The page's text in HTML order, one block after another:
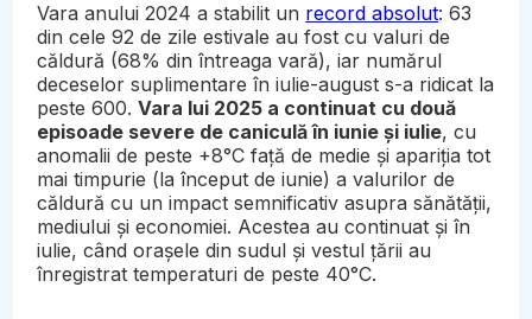
Vara anului 2024 a stabilit un record absolut: 63
din cele 92 de zile estivale au fost cu valuri de
căldură (68% din întreaga vară), iar numărul
deceselor suplimentare în iulie-august s-a ridicat la
peste 600.Vara lui 2025 a continuat cu două
episoade severe de caniculă în iunie și iulie, cu
anomalii de peste +8°C față de medie și apariția tot
mai timpurie (la început de iunie) a valurilor de
căldură cu un impact semnificativ asupra sănătății,
mediului și economiei. Acestea au continuat și în
iulie, când orașele din sudul și vestul țării au
înregistrat temperaturi de peste 40°C.